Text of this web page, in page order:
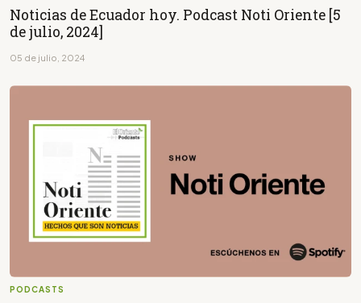
Noticias de Ecuador hoy. Podcast Noti Oriente [5
de julio, 2024]
05 de julio, 2024
PODCASTS